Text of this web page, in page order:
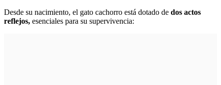
Desde su nacimiento, el gato cachorro está dotado de dos actos
reflejos, esenciales para su supervivencia: